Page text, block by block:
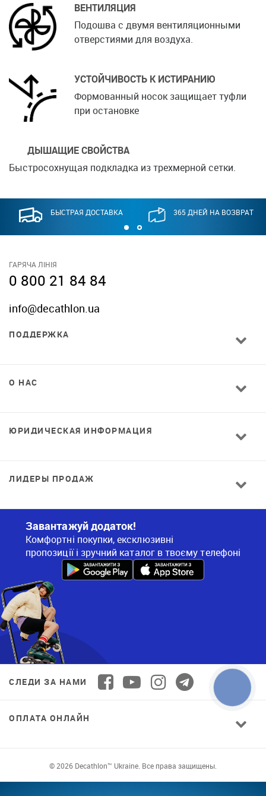
ВЕНТИЛЯЦИЯ
Подошва с двумя вентиляционными
отверстиями для воздуха.
УСТОЙЧИВОСТЬ К ИСТИРАНИЮ
Формованный носок защищает туфли
при остановке
ДЫШАЩИЕ СВОЙСТВА
Быстросохнущая подкладка из трехмерной сетки.
БЫСТРАЯ ДОСТАВКА 365 ДНЕЙ НА ВОЗВРАТ
ГАРЯЧА ЛІНІЯ
0 800 21 84 84
info@decathlon.ua
ПОДДЕРЖКА
О НАС
ЮРИДИЧЕСКАЯ ИНФОРМАЦИЯ
ЛИДЕРЫ ПРОДАЖ
Завантажуй додаток!
Комфортні покупки, ексклюзивні
пропозиції і зручний каталог в твоєму телефоні
СЛЕДИ ЗА НАМИ
ОПЛАТА ОНЛАЙН
© 2026 Decathlon™ Ukraine. Все права защищены.